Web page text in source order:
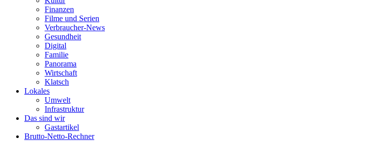
Finanzen
Filme und Serien
Verbraucher-News
Gesundheit
Digital
Familie
Panorama
Wirtschaft
Klatsch
Lokales
Umwelt
Infrastruktur
Das sind wir
Gastartikel
Brutto-Netto-Rechner